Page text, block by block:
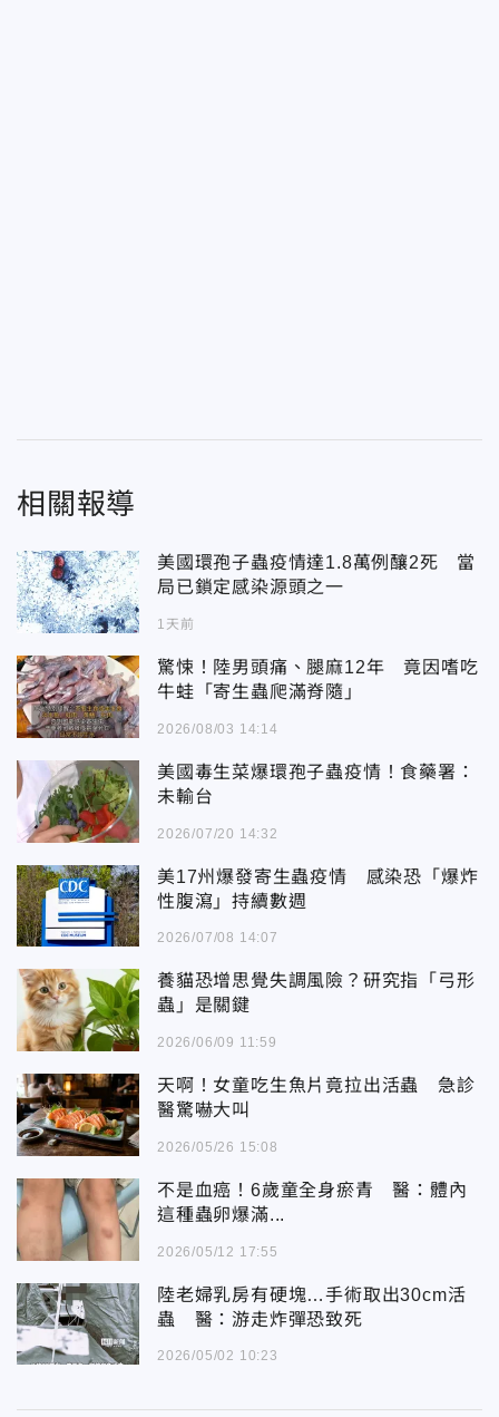
相關報導
美國環孢子蟲疫情達1.8萬例釀2死 當
局已鎖定感染源頭之一
1天前
驚悚！陸男頭痛、腿麻12年 竟因嗜吃
牛蛙「寄生蟲爬滿脊隨」
2026/08/03 14:14
美國毒生菜爆環孢子蟲疫情！食藥署：
未輸台
2026/07/20 14:32
美17州爆發寄生蟲疫情 感染恐「爆炸
性腹瀉」持續數週
2026/07/08 14:07
養貓恐增思覺失調風險？研究指「弓形
蟲」是關鍵
2026/06/09 11:59
天啊！女童吃生魚片竟拉出活蟲 急診
醫驚嚇大叫
2026/05/26 15:08
不是血癌！6歲童全身瘀青 醫：體內
這種蟲卵爆滿...
2026/05/12 17:55
陸老婦乳房有硬塊…手術取出30cm活
蟲 醫：游走炸彈恐致死
2026/05/02 10:23